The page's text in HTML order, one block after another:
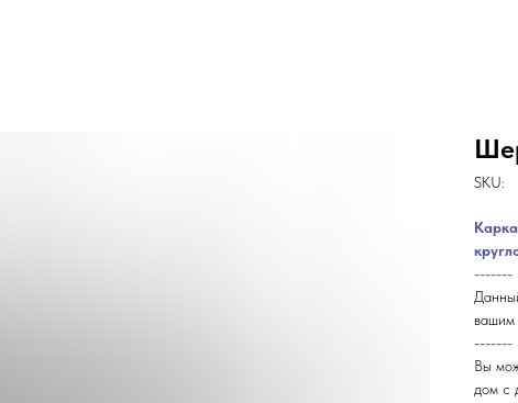
SKU:
-------
вашим
-------
Вы
дом с